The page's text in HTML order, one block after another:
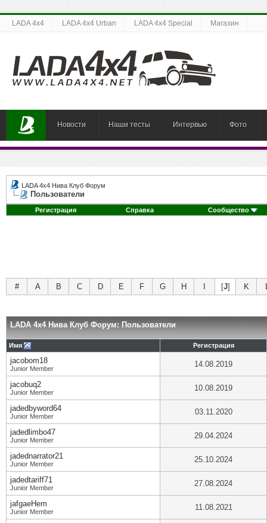
LADA 4x4 LADA 4x4 Urban LADA 4x4 Special Магазин
Новости Наши тесты Интервью Фото
LADA 4x4 Нива Клуб Форум
Пользователи
Регистрация Справка Сообщество
# A B C D E F G H [J] K
LADA 4x4 Нива Клуб Форум: Пользователи
Имя Регистрация
jacobom18
Junior Member 14.08.2019
jacobuq2
Junior Member 10.08.2019
jadedbyword64
Junior Member 03.11.2020
jadedlimbo47
Junior Member 29.04.2024
jadednarrator21
Junior Member 25.10.2024
jadedtariff71
Junior Member 27.08.2024
jafgaeHem
Junior Member 11.08.2021